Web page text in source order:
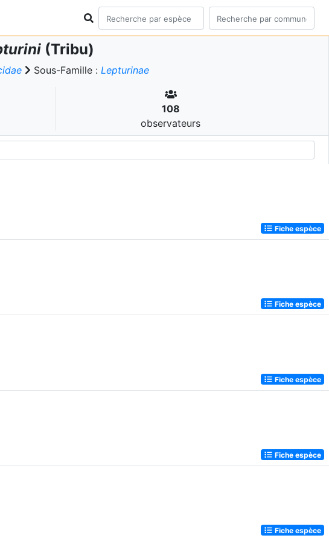
(Tribu)
Sous-Famille : Lepturinae
108
observateurs
Fiche espèce
Fiche espèce
Fiche espèce
Fiche espèce
Fiche espèce